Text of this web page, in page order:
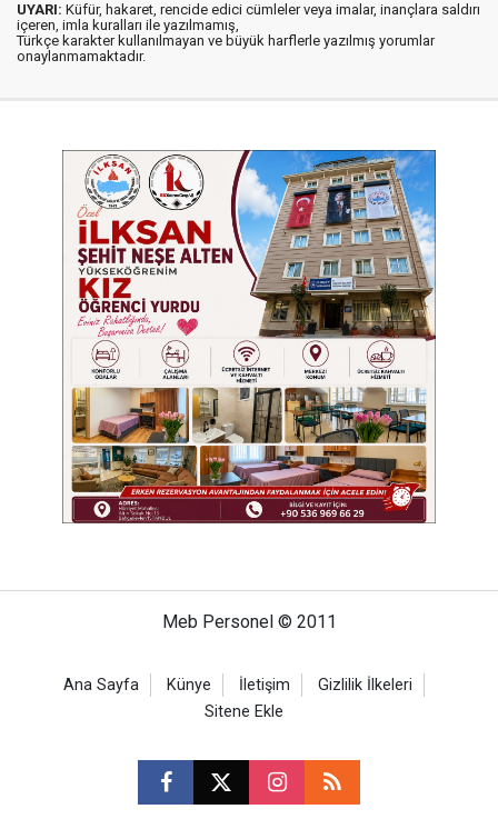
UYARI: Küfür, hakaret, rencide edici cümleler veya imalar, inançlara saldırı
içeren, imla kuralları ile yazılmamış,
Türkçe karakter kullanılmayan ve büyük harflerle yazılmış yorumlar
onaylanmamaktadır.
Meb Personel © 2011
Ana Sayfa Künye İletişim
Gizlilik İlkeleri
Sitene Ekle